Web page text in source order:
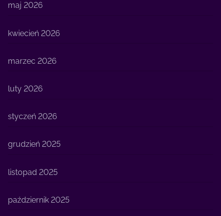
maj 2026
kwiecień 2026
marzec 2026
luty 2026
styczeń 2026
grudzień 2025
listopad 2025
październik 2025